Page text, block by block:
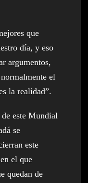
que
día, y eso
argumentos,
el
la realidad”.
este Mundial
se
este
el que
quedan de